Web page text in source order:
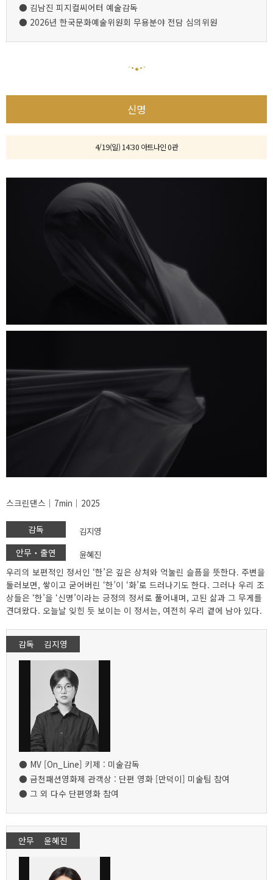
● 김남진 피지컬씨어터 예술감독
● 2026년 한국문화예술위원회 무용분야 전담 심의위원
신명
4/19(일) 14:30 아트나인 0관
스크린댄스│7min│2025
감독
김지영
안무‧출연
윤혜진
우리의 보편적인 정서인 ‘한’은 깊은 상처와 억눌린 슬픔을 뜻한다. 주변을
둘러보면, 쌓이고 굳어버린 ‘한’이 ‘화’로 드러나기도 한다. 그러나 우리 조
상들은 ‘한’을 ‘신명’이라는 긍정의 정서로 풀어내며, 고된 삶과 그 무게를
견뎌왔다. 오늘날 잊힌 듯 보이는 이 정서는, 여전히 우리 곁에 남아 있다.
감독 김지영
● MV [On_Line] 키제 : 미술감독
● 금천패션영화제 관객상 : 단편 영화 [만덕이] 미술팀 참여
● 그 외 다수 단편영화 참여
안무 윤혜진